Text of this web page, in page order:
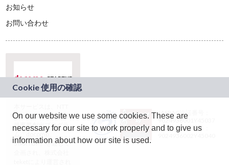
お知らせ
お問い合わせ
ドコモグループの新
規事業創出プログラ
ム「docomo
STARTUP」を通じて
JASRAC許諾番号：
9024936001Y45037
JASRAC許諾番号：
On our website we use some cookies. These are
necessary for our site to work properly and to give us
information about how our site is used.